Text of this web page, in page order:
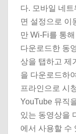
다. 모바일 네
면 설정으로 이
만 Wi-Fi를 통
다운로드한 동
상을 탭하고 제
을 다운로드하
프라인으로 시
YouTube 뮤직
있는 동영상을
에서 사용할 수